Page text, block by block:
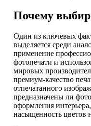
Почему
Один из ключевых
выделяется среди
применение
фотопечати и
мировых
премиум-качество
отпечатанного
предназначены ли
оформления
насыщенность цветов